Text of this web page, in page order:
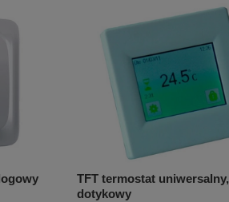
TFT termostat uniwersalny,
dotykowy